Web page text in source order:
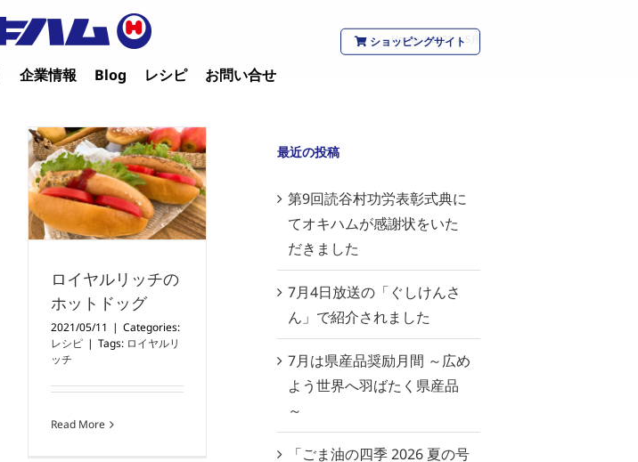
ショッピングサイト
企業情報 Blog レシピ お問い合せ
Home / 2021 / 5月
ロイヤルリッチの
ホットドッグ
2021/05/11 | Categories:
レシピ | Tags: ロイヤルリ
ッチ
Read More
最近の投稿
第9回読谷村功労表彰式典に
てオキハムが感謝状をいた
だきました
7月4日放送の「ぐしけんさ
ん」で紹介されました
7月は県産品奨励月間 ～広め
よう世界へ羽ばたく県産品
～
「ごま油の四季 2026 夏の号